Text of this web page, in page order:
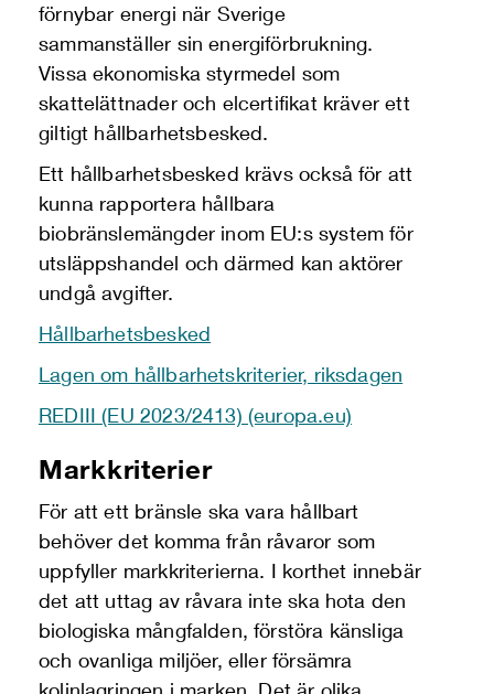
förnybar energi när Sverige
sammanställer sin energiförbrukning.
Vissa ekonomiska styrmedel som
skattelättnader och elcertifikat kräver ett
giltigt hållbarhetsbesked.
Ett hållbarhetsbesked krävs också för att
kunna rapportera hållbara
biobränslemängder inom EU:s system för
utsläppshandel och därmed kan aktörer
undgå avgifter.
Hållbarhetsbesked
Lagen om hållbarhetskriterier, riksdagen
REDIII (EU 2023/2413) (europa.eu)
Markkriterier
För att ett bränsle ska vara hållbart
behöver det komma från råvaror som
uppfyller markkriterierna. I korthet innebär
det att uttag av råvara inte ska hota den
biologiska mångfalden, förstöra känsliga
och ovanliga miljöer, eller försämra